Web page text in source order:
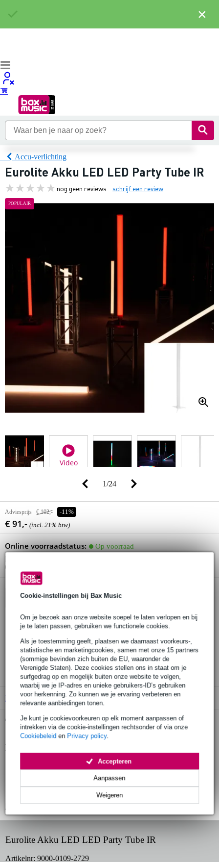
Cookie-instellingen bij Bax Music
Om je bezoek aan onze website soepel te laten verlopen en bij
je te laten passen, gebruiken we functionele cookies.
Als je toestemming geeft, plaatsen we daarnaast voorkeurs-,
statistische en marketingcookies, samen met onze 15 partners
(sommige bevinden zich buiten de EU, waaronder de
Verenigde Staten). Deze cookies stellen ons in staat om je
surfgedrag op en mogelijk buiten onze website te volgen,
waarbij we je IP-adres en unieke gebruikers-ID’s gebruiken
voor herkenning. Zo kunnen we je ervaring verbeteren en
relevante aanbiedingen tonen.
Je kunt je cookievoorkeuren op elk moment aanpassen of
intrekken via de cookie-instellingen rechtsonder of via onze
Cookiebeleid en Privacy policy.
Weigeren
Aanpassen
Accepteren
Accu-verlichting
Eurolite Akku LED LED Party Tube IR
nog geen reviews schrijf een review
POPULAIR
Video
1/24
Adviesprijs € 102,- -11%
€ 91,- (incl. 21% btw)
Online voorraadstatus:
Op voorraad
Nog 19 stuks op voorraad in ons magazijn
(en extra voorraad beschikbaar bij de leverancier)
In winkelwagen
30 dagen 'niet goed geld terug' garantie
3 jaar Bax Music garantie
B-Stockvanaf € 65,00
Gratis ophalen in de winkel
Productinformatie
Bekijk alle productspecificaties
Eurolite Akku LED LED Party Tube IR
Artikelnr: 9000-0109-2729
×